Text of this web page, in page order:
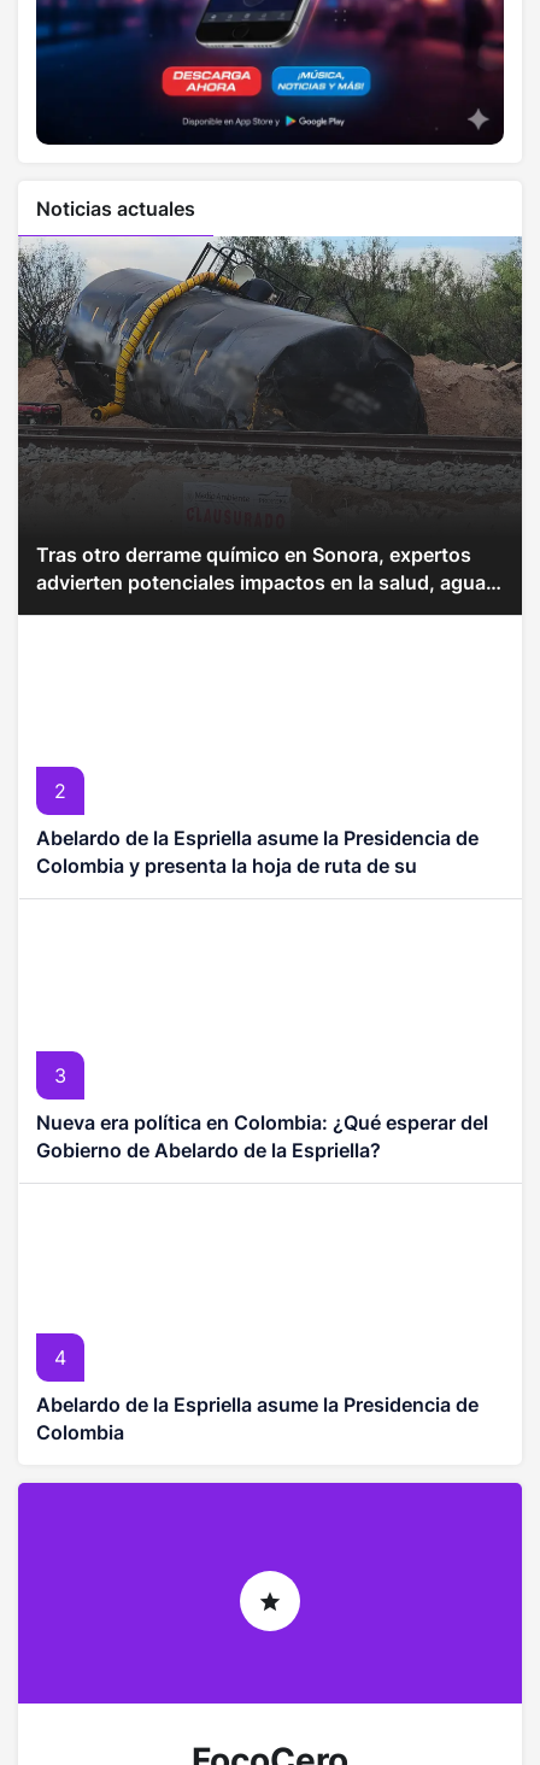
Noticias actuales
Tras otro derrame químico en Sonora, expertos
advierten potenciales impactos en la salud, agua,
y suelos
2
Abelardo de la Espriella asume la Presidencia de
Colombia y presenta la hoja de ruta de su
Gobierno
3
Nueva era política en Colombia: ¿Qué esperar del
Gobierno de Abelardo de la Espriella?
4
Abelardo de la Espriella asume la Presidencia de
Colombia